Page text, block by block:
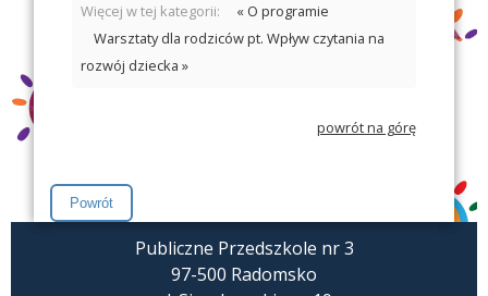
Więcej w tej kategorii:
« O programie
Warsztaty dla rodziców pt. Wpływ czytania na
rozwój dziecka »
powrót na górę
Publiczne Przedszkole nr 3
97-500 Radomsko